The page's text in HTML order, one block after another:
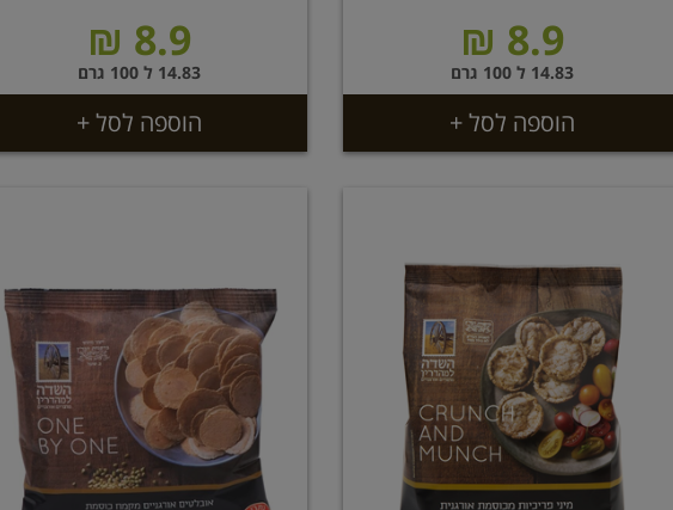
8.9 ₪
14.83 ל 100 גרם
הוספה לסל +
8.9 ₪
14.83 ל 100 גרם
הוספה לסל +